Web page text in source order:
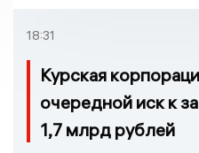
18:31
Курская
очередной иск к
1,7 млрд рублей